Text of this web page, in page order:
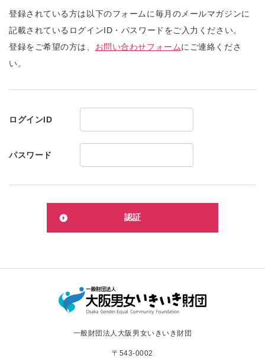
登録されている方は以下のフォームに毎月のメールマガジンに
記載されているログインID・パスワードをご入力ください。
登録をご希望の方は、 お問い合わせフォームにご連絡くださ
い。
ログインID
パスワード
一般財団法人大阪男女いきいき財団
〒543-0002